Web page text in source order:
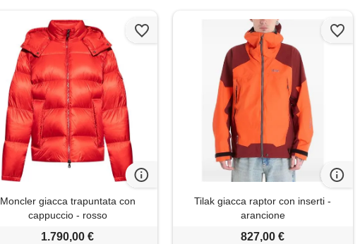
Moncler giacca trapuntata con
cappuccio - rosso
1.790,00 €
Tilak giacca raptor con inserti -
arancione
827,00 €